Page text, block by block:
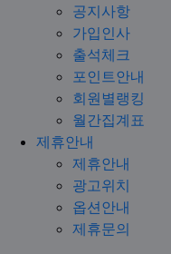
공지사항
가입인사
출석체크
포인트안내
회원별랭킹
월간집계표
제휴안내
제휴안내
광고위치
옵션안내
제휴문의